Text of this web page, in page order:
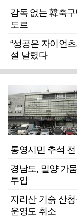
감독 없는 韓축
도르
“성공은 자이언
설 날렸다
통영시민 추석
경남도, 밀양 가
투입
지리산 기슭 산
운영도 취소